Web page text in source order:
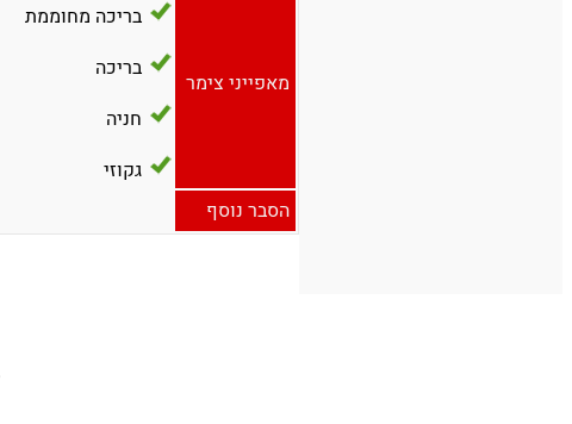
מאפייני צימר
בריכה מחוממת
בריכה
חניה
גקוזי
הסבר נוסף